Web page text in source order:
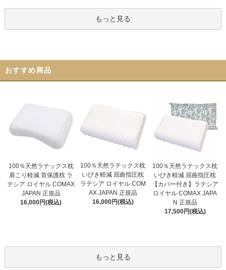
もっと見る
おすすめ商品
100％天然ラテックス枕
肩こり軽減 首保護枕 ラ
テシア ロイヤル COMAX
JAPAN 正規品
16,000円(税込)
100％天然ラテックス枕
いびき軽減 屈曲指圧枕
ラテシア ロイヤル COM
AX JAPAN 正規品
16,000円(税込)
100％天然ラテックス枕
いびき軽減 屈曲指圧枕
【カバー付き】ラテシア
ロイヤル COMAX JAPA
N 正規品
17,500円(税込)
もっと見る